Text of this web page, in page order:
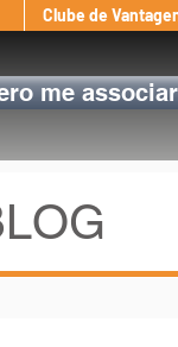
Clube de
me